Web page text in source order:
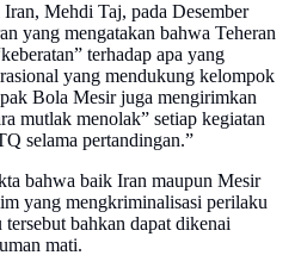
Mehdi Taj, pada Desember
yang mengatakan bahwa Teheran
terhadap apa yang
yang mendukung kelompok
Bola Mesir juga mengirimkan
mutlak menolak” setiap kegiatan
selama pertandingan.”
bahwa baik Iran maupun Mesir
yang mengkriminalisasi perilaku
bahkan dapat dikenai
mati.